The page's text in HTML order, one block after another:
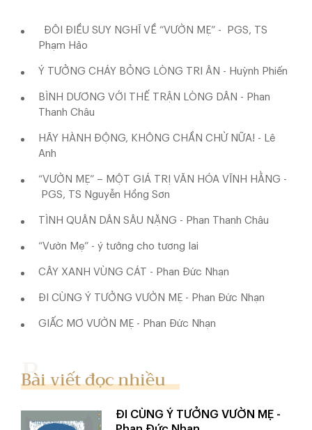
ĐÔI ĐIỀU SUY NGHĨ VỀ “VƯỜN MẸ” - PGS, TS
Phạm Hảo
Ý TƯỞNG CHÁY BỎNG LÒNG TRI ÂN - Huỳnh Phiến
BÌNH DƯƠNG VỚI THẾ TRẬN LÒNG DÂN - Phan
Thanh Châu
HÃY HÀNH ĐỘNG, KHÔNG CHẦN CHỪ NỮA! - Lê
Anh
“VƯỜN MẸ” – MỘT GIÁ TRỊ VĂN HÓA VĨNH HẰNG -
PGS, TS Nguyễn Hồng Sơn
TÌNH QUÂN DÂN SÂU NẶNG - Phan Thanh Châu
“Vườn Mẹ” - ý tưởng cho tương lai
CÂY XANH VÙNG CÁT - Phan Đức Nhạn
ĐI CÙNG Ý TƯỞNG VƯỜN MẸ - Phan Đức Nhạn
GIẤC MƠ VƯỜN MẸ - Phan Đức Nhạn
Bài viết đọc nhiều
ĐI CÙNG Ý TƯỞNG VƯỜN MẸ -